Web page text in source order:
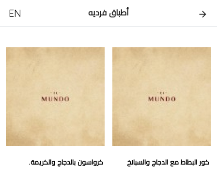
أطباق فرديه EN
كور البطاط مع الدجاج والسبانخ كرواسون بالدجاج والكريمة.